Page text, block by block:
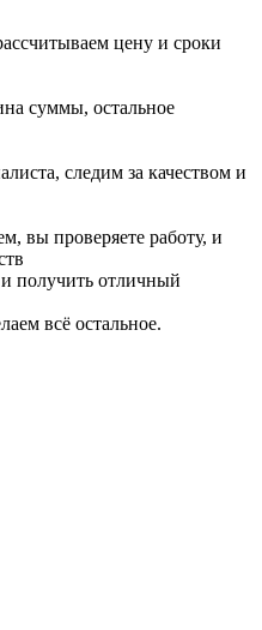
цену и сроки
суммы, остальное
следим за качеством и
вы проверяете работу, и
и получить отличный
всё остальное.